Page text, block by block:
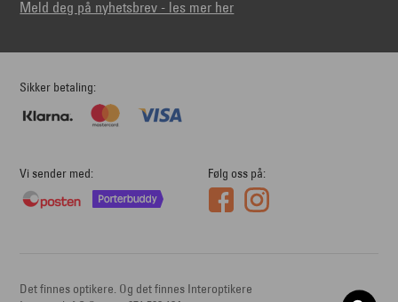
Meld deg på nyhetsbrev - les mer her
Sikker betaling
Vi sender med Følg oss på
Det finnes optikere. Og det finnes Interoptikere